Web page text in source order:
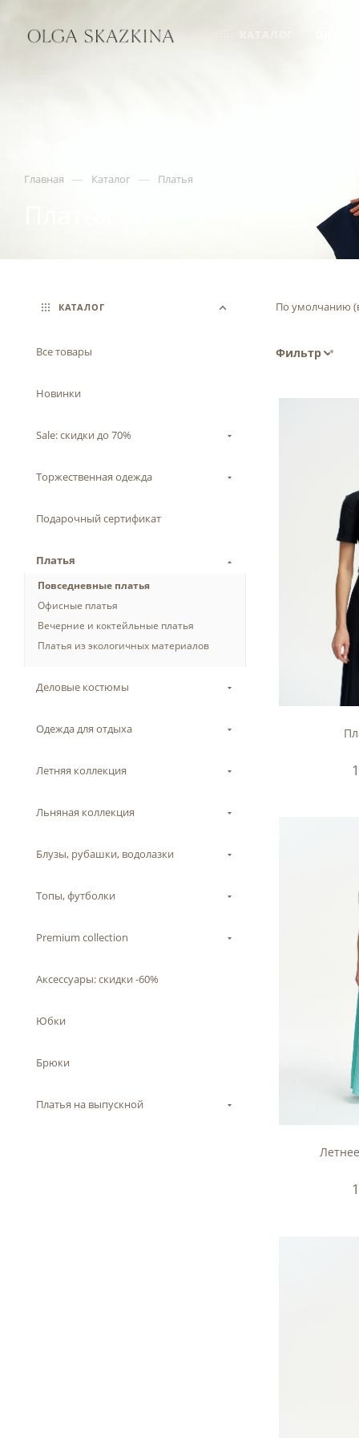
Главная — Каталог — Платья
По умолчанию
Фильтр
КАТАЛОГ
Все товары
Новинки
Sale: скидки до 70%
Торжественная одежда
Подарочный сертификат
Платья
Повседневные платья
Офисные платья
Вечерние и коктейльные платья
Платья из экологичных материалов
Деловые костюмы
Одежда для отдыха
Летняя коллекция
Льняная коллекция
Блузы, рубашки, водолазки
Топы, футболки
Premium collection
Аксессуары: скидки -60%
Юбки
Брюки
Платья на выпускной